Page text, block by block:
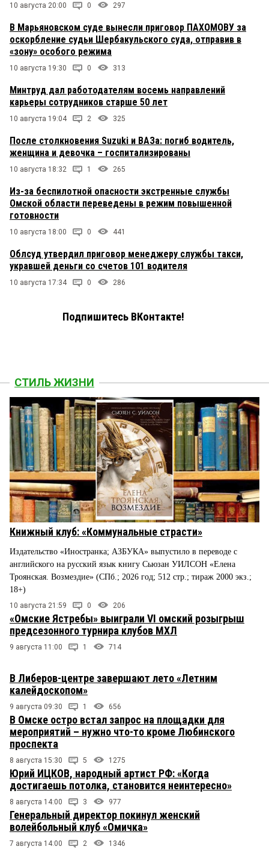
10 августа 20:00 0 297
В Марьяновском суде вынесли приговор ПАХОМОВУ за
оскорбление судьи Шербакульского суда, отправив в
«зону» особого режима
10 августа 19:30 0 313
Минтруд дал работодателям восемь направлений
карьеры сотрудников старше 50 лет
10 августа 19:04 2 325
После столкновения Suzuki и ВАЗа: погиб водитель,
женщина и девочка – госпитализированы
10 августа 18:32 1 265
Из-за беспилотной опасности экстренные службы
Омской области переведены в режим повышенной
готовности
10 августа 18:00 0 441
Облсуд утвердил приговор менеджеру службы такси,
укравшей деньги со счетов 101 водителя
10 августа 17:34 0 286
Подпишитесь ВКонтакте!
СТИЛЬ ЖИЗНИ
Книжный клуб: «Коммунальные страсти»
Издательство «Иностранка; АЗБУКА» выпустило в переводе с
английского на русский язык книгу Сьюзан УИЛСОН «Елена
Троянская. Возмездие» (СПб.; 2026 год; 512 стр.; тираж 2000 экз.;
18+)
10 августа 21:59 0 206
«Омские Ястребы» выиграли VI омский розыгрыш
предсезонного турнира клубов МХЛ
9 августа 11:00 1 714
В Либеров-центре завершают лето «Летним
калейдоскопом»
9 августа 09:30 1 656
В Омске остро встал запрос на площадки для
мероприятий – нужно что-то кроме Любинского
проспекта
8 августа 15:30 5 1275
Юрий ИЦКОВ, народный артист РФ: «Когда
достигаешь потолка, становится неинтересно»
8 августа 14:00 3 977
Генеральный директор покинул женский
волейбольный клуб «Омичка»
7 августа 14:00 2 1346